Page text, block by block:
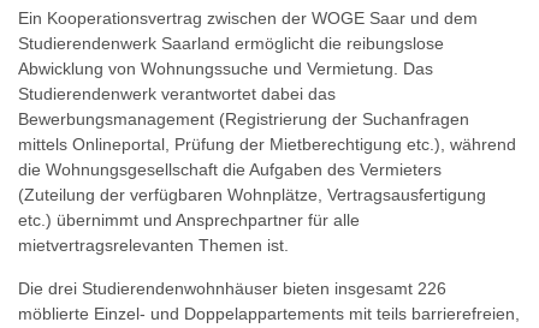
Ein Kooperationsvertrag zwischen der WOGE Saar und dem
Studierendenwerk Saarland ermöglicht die reibungslose
Abwicklung von Wohnungssuche und Vermietung. Das
Studierendenwerk verantwortet dabei das
Bewerbungsmanagement (Registrierung der Suchanfragen
mittels Onlineportal, Prüfung der Mietberechtigung etc.), während
die Wohnungsgesellschaft die Aufgaben des Vermieters
(Zuteilung der verfügbaren Wohnplätze, Vertragsausfertigung
etc.) übernimmt und Ansprechpartner für alle
mietvertragsrelevanten Themen ist.
Die drei Studierendenwohnhäuser bieten insgesamt 226
möblierte Einzel- und Doppelappartements mit teils barrierefreien,